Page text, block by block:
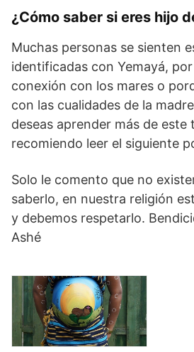
¿Cómo saber si eres hijo
Muchas personas se sienten
identificadas con Yemayá,
conexión con los mares o
con las cualidades de la
deseas aprender más de este
recomiendo leer el siguiente
Solo le comento que no
saberlo, en nuestra religión
y debemos respetarlo.
Ashé